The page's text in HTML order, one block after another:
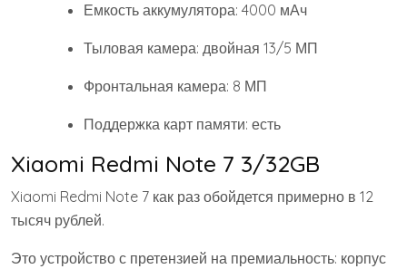
Емкость аккумулятора: 4000 мАч
Тыловая камера: двойная 13/5 МП
Фронтальная камера: 8 МП
Поддержка карт памяти: есть
Xiaomi Redmi Note 7 3/32GB
Xiaomi Redmi Note 7 как раз обойдется примерно в 12
тысяч рублей.
Это устройство с претензией на премиальность: корпус